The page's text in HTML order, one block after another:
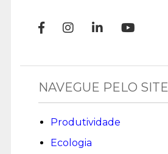
NAVEGUE PELO SITE
Produtividade
Ecologia